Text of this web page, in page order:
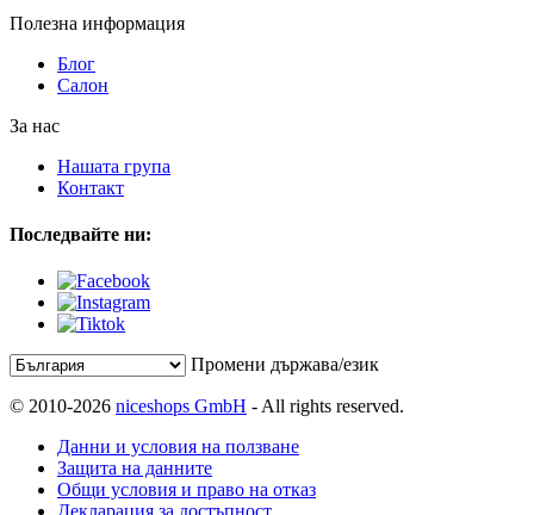
Полезна информация
Блог
Салон
За нас
Нашата група
Контакт
Последвайте ни:
Промени държава/език
© 2010-2026 niceshops GmbH - All rights reserved.
Данни и условия на ползване
Защита на данните
Общи условия и право на отказ